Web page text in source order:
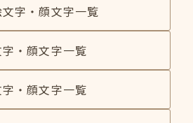
字・顔文字一覧
・顔文字一覧
・顔文字一覧